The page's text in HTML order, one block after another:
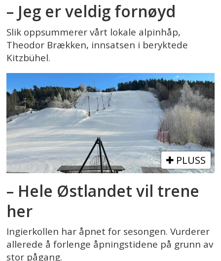
– Jeg er veldig fornøyd
Slik oppsummerer vårt lokale alpinhåp,
Theodor Brækken, innsatsen i beryktede
Kitzbühel.
PLUSS
– Hele Østlandet vil trene
her
Ingierkollen har åpnet for sesongen. Vurderer
allerede å forlenge åpningstidene på grunn av
stor pågang.